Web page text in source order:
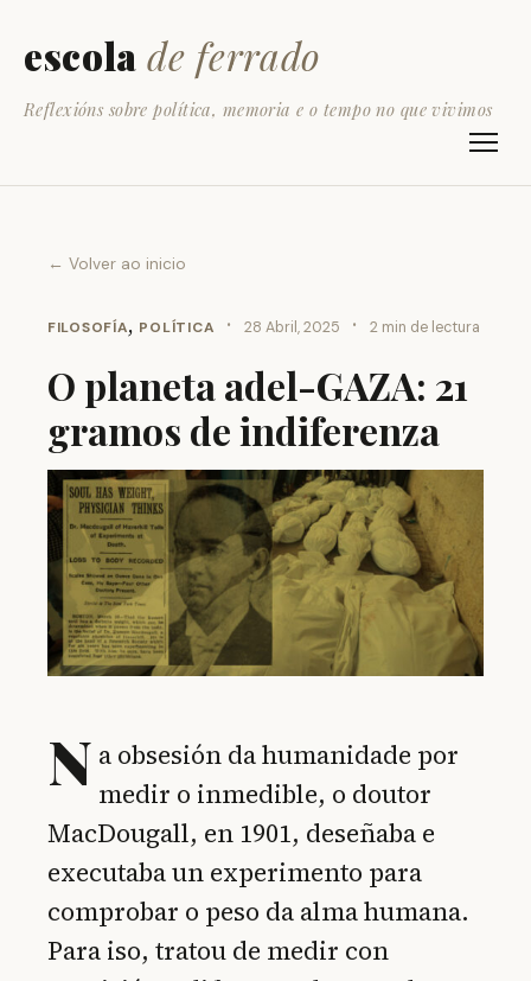
escola de ferrado
Reflexións sobre política, memoria e o tempo no que vivimos
← Volver ao inicio
FILOSOFÍA, POLÍTICA · 28 Abril, 2025 · 2 min de lectura
O planeta adel-GAZA: 21
gramos de indiferenza
N a obsesión da humanidade por
medir o inmedible, o doutor
MacDougall, en 1901, deseñaba e
executaba un experimento para
comprobar o peso da alma humana.
Para iso, tratou de medir con